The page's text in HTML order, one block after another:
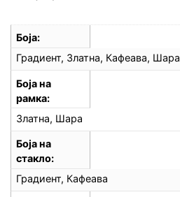
Боја
Градиент, Златна, Кафеава, Шара
Боја на
рамка
Златна, Шара
Боја на
стакло
Градиент, Кафеава